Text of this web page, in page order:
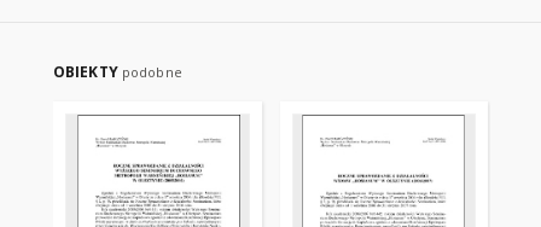
OBIEKTY podobne